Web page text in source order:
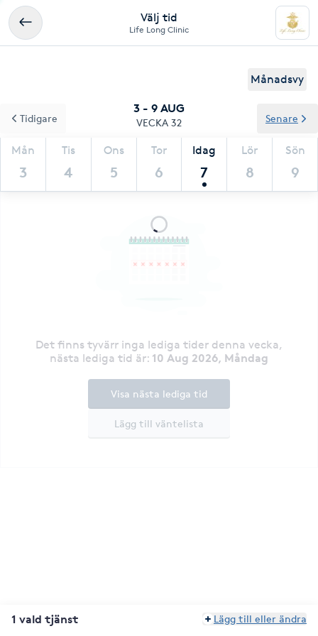
Välj tid
Life Long Clinic
Månadsvy
3 - 9 AUG
VECKA 32
Mån
3
Tis
4
Ons
5
Tor
6
Idag
7
Lör
8
Sön
9
Tidigare Senare
Det finns tyvärr inga lediga tider denna vecka,
nästa lediga tid är: 10 Aug 2026, Måndag
Lägg till väntelista
Visa nästa lediga tid
1 vald tjänst Lägg till eller ändra